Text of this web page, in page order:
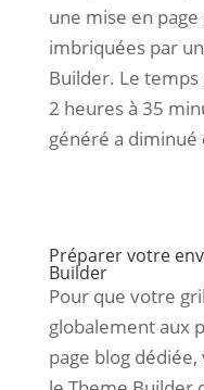
une mise en
imbriquées par
Builder. Le temps
2 heures à 35
généré a diminué
Préparer votre
Builder
Pour que votre
globalement aux
page blog